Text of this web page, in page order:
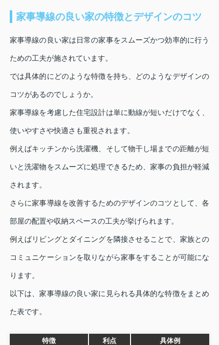
家事導線の良い家の特徴とデザインのコツ
家事導線の良い家は日常の家事をスムーズかつ効率的に行う
ための工夫が施されています。
では具体的にどのような特徴を持ち、どのようなデザインの
コツがあるのでしょうか。
家事導線を考慮した住宅設計は単に動線が短いだけでなく、
使いやすさや快適さも重視されます。
例えばキッチンから洗濯機、そして物干し場までの距離が短
いと洗濯物をスムーズに処理できるため、家事の負担が軽減
されます。
さらに家事導線を改善するためのデザインのコツとして、各
部屋の配置や収納スペースの工夫が挙げられます。
例えばリビングとダイニングを隣接させることで、家族との
コミュニケーションを取りながら家事をすることが可能にな
ります。
以下は、家事導線の良い家に見られる具体的な特徴をまとめ
た表です。
特徴 利点 具体例